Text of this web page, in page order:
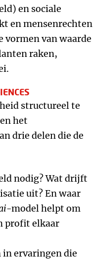
en sociale
en mensenrechten
vormen van waarde
raken,
structureel te
het
drie delen die de
nodig? Wat drijft
uit? En waar
-model helpt om
profit elkaar
in ervaringen die